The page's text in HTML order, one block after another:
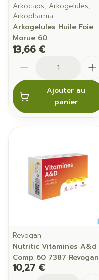
Arkocaps, Arkogelules,
Arkopharma
Arkogelules Huile Foie
Morue 60
13,66 €
Ajouter au
panier
Revogan
Nutritic Vitamines A&d
Comp 60 7387 Revogan
10,27 €